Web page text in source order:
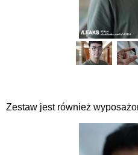
Zestaw jest również